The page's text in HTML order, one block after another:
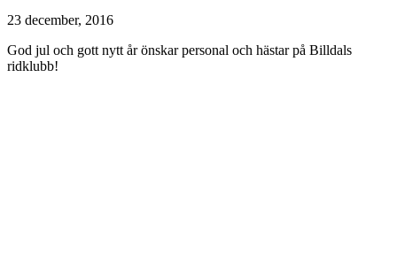
23 december, 2016
God jul och gott nytt år önskar personal och hästar på Billdals
ridklubb!